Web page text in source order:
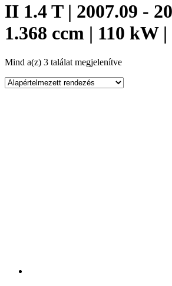
II 1.4 T | 2007.09 -
1.368 ccm | 110 kW
Mind a(z) 3 találat megjelenítve